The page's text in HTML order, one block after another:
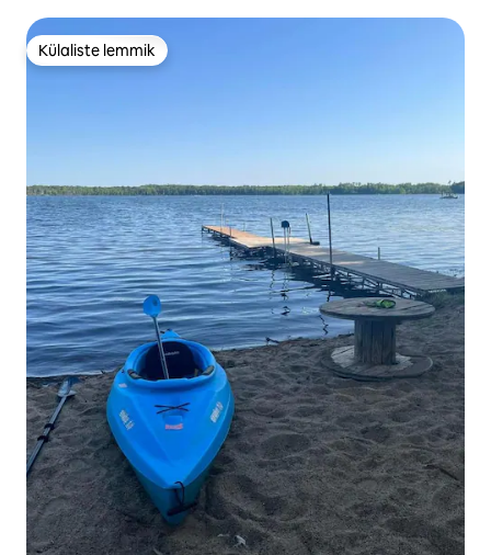
Külaliste lemmik
Külaliste lemmik